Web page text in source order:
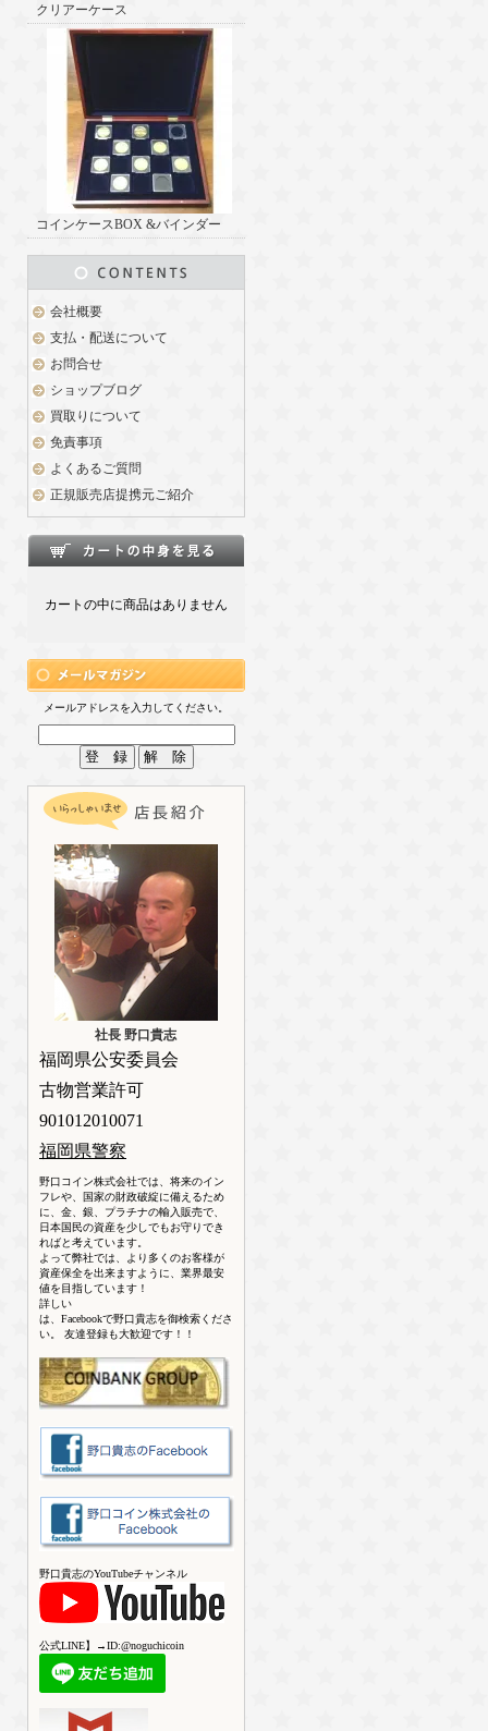
クリアーケース
コインケースBOX &バインダー
会社概要
支払・配送について
お問合せ
ショップブログ
買取りについて
免責事項
よくあるご質問
正規販売店提携元ご紹介
カートの中に商品はありません
メールアドレスを入力してください。
社長 野口貴志
福岡県公安委員会
古物営業許可
901012010071
福岡県警察
野口コイン株式会社では、将来のイン
フレや、国家の財政破綻に備えるため
に、金、銀、プラチナの輸入販売で、
日本国民の資産を少しでもお守りでき
ればと考えています。
よって弊社では、より多くのお客様が
資産保全を出来ますように、業界最安
値を目指しています！
詳しい
は、Facebookで野口貴志を御検索くださ
い。 友達登録も大歓迎です！！
野口貴志のYouTubeチャンネル
公式LINE】→ID:@noguchicoin